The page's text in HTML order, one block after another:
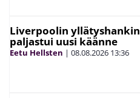
Liverpoolin
paljastui uusi käänne
Eetu Hellsten | 08.08.2026 13:36